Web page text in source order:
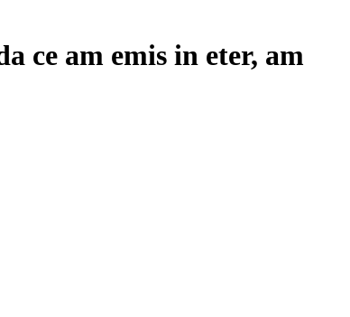
ce am emis in eter, am